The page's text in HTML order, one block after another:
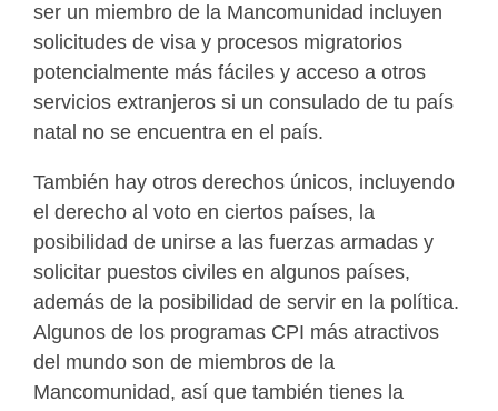
ser un miembro de la Mancomunidad incluyen
solicitudes de visa y procesos migratorios
potencialmente más fáciles y acceso a otros
servicios extranjeros si un consulado de tu país
natal no se encuentra en el país.
También hay otros derechos únicos, incluyendo
el derecho al voto en ciertos países, la
posibilidad de unirse a las fuerzas armadas y
solicitar puestos civiles en algunos países,
además de la posibilidad de servir en la política.
Algunos de los programas CPI más atractivos
del mundo son de miembros de la
Mancomunidad, así que también tienes la